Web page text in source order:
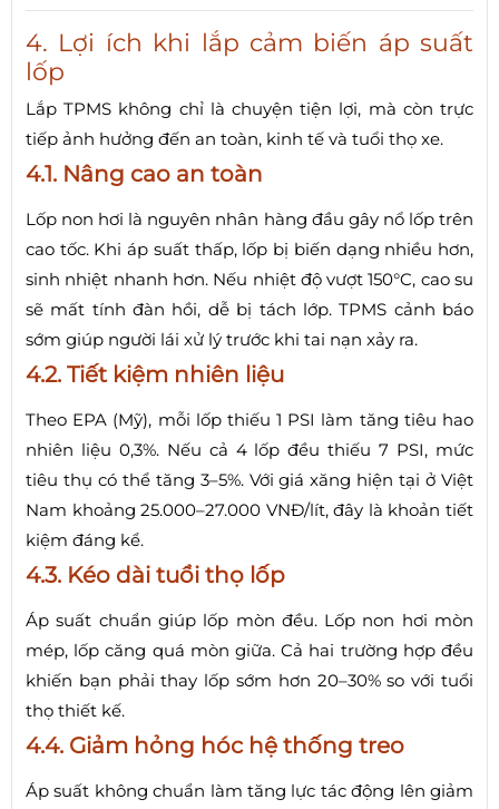
4. Lợi ích khi lắp cảm biến áp suất
lốp
Lắp TPMS không chỉ là chuyện tiện lợi, mà còn trực
tiếp ảnh hưởng đến an toàn, kinh tế và tuổi thọ xe.
4.1. Nâng cao an toàn
Lốp non hơi là nguyên nhân hàng đầu gây nổ lốp trên
cao tốc. Khi áp suất thấp, lốp bị biến dạng nhiều hơn,
sinh nhiệt nhanh hơn. Nếu nhiệt độ vượt 150°C, cao su
sẽ mất tính đàn hồi, dễ bị tách lớp. TPMS cảnh báo
sớm giúp người lái xử lý trước khi tai nạn xảy ra.
4.2. Tiết kiệm nhiên liệu
Theo EPA (Mỹ), mỗi lốp thiếu 1 PSI làm tăng tiêu hao
nhiên liệu 0,3%. Nếu cả 4 lốp đều thiếu 7 PSI, mức
tiêu thụ có thể tăng 3–5%. Với giá xăng hiện tại ở Việt
Nam khoảng 25.000–27.000 VNĐ/lít, đây là khoản tiết
kiệm đáng kể.
4.3. Kéo dài tuổi thọ lốp
Áp suất chuẩn giúp lốp mòn đều. Lốp non hơi mòn
mép, lốp căng quá mòn giữa. Cả hai trường hợp đều
khiến bạn phải thay lốp sớm hơn 20–30% so với tuổi
thọ thiết kế.
4.4. Giảm hỏng hóc hệ thống treo
Áp suất không chuẩn làm tăng lực tác động lên giảm